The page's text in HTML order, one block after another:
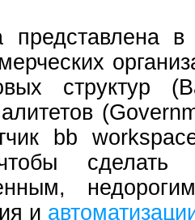
представлена в
структур
bb
сделать
и